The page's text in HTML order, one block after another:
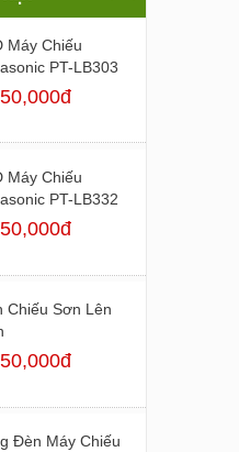
Máy Chiếu
PT-LB303
Máy Chiếu
PT-LB332
Chiếu Sơn Lên
Đèn Máy Chiếu